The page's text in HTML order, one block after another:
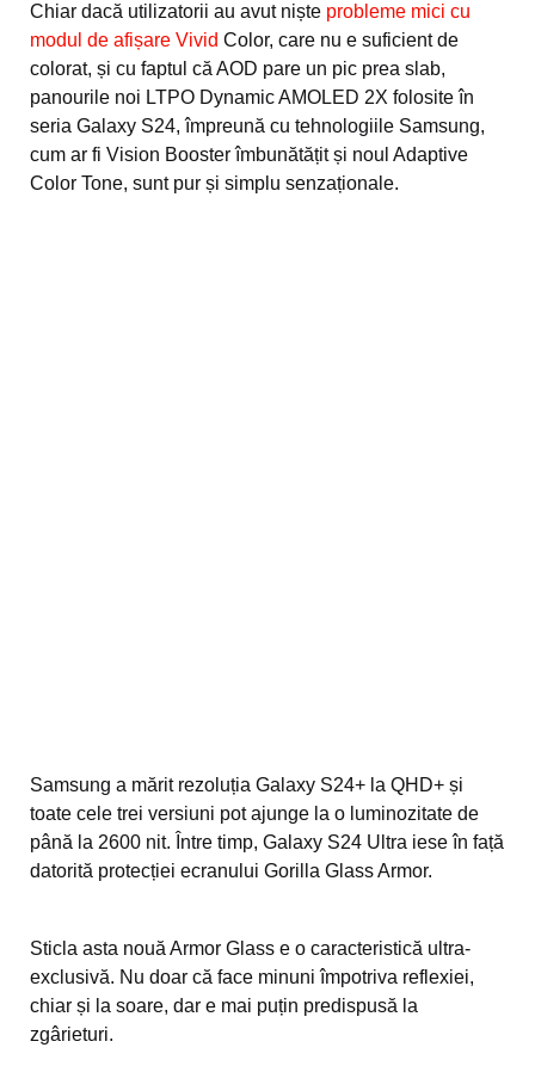
Chiar dacă utilizatorii au avut niște probleme mici cu
modul de afișare Vivid Color, care nu e suficient de
colorat, și cu faptul că AOD pare un pic prea slab,
panourile noi LTPO Dynamic AMOLED 2X folosite în
seria Galaxy S24, împreună cu tehnologiile Samsung,
cum ar fi Vision Booster îmbunătățit și noul Adaptive
Color Tone, sunt pur și simplu senzaționale.
Samsung a mărit rezoluția Galaxy S24+ la QHD+ și
toate cele trei versiuni pot ajunge la o luminozitate de
până la 2600 nit. Între timp, Galaxy S24 Ultra iese în față
datorită protecției ecranului Gorilla Glass Armor.
Sticla asta nouă Armor Glass e o caracteristică ultra-
exclusivă. Nu doar că face minuni împotriva reflexiei,
chiar și la soare, dar e mai puțin predispusă la
zgârieturi.